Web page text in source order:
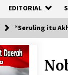
EDITORIAL
“Seruling itu